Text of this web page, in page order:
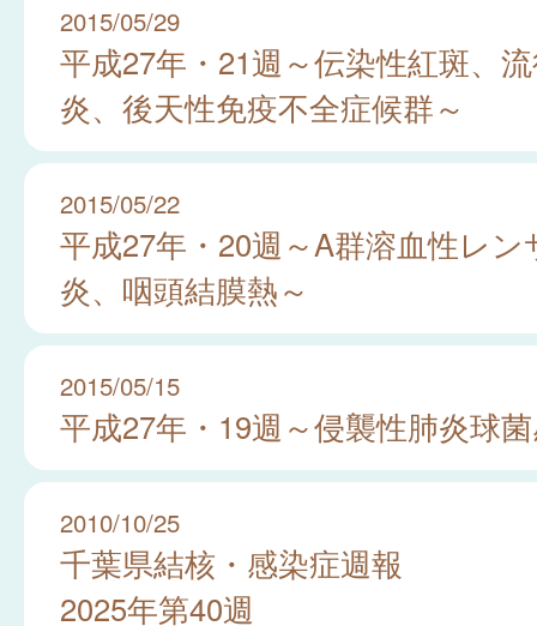
2015/05/29
平成27年・21週～伝染性紅斑、
炎、後天性免疫不全症候群～
2015/05/22
平成27年・20週～A群溶血性レン
炎、咽頭結膜熱～
2015/05/15
平成27年・19週～侵襲性肺炎球
2010/10/25
千葉県結核・感染症週報
2025年第40週